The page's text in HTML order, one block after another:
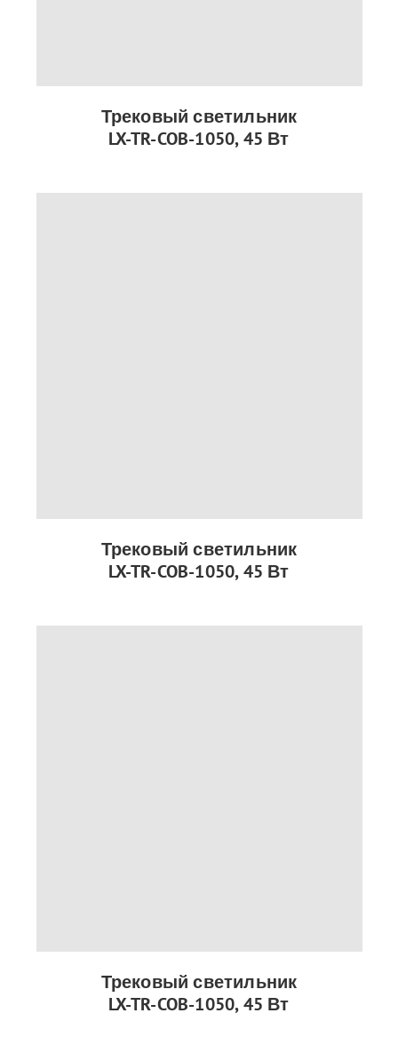
Трековый светильник
LX-TR-COB-1050, 45 Вт
Трековый светильник
LX-TR-COB-1050, 45 Вт
Трековый светильник
LX-TR-COB-1050, 45 Вт